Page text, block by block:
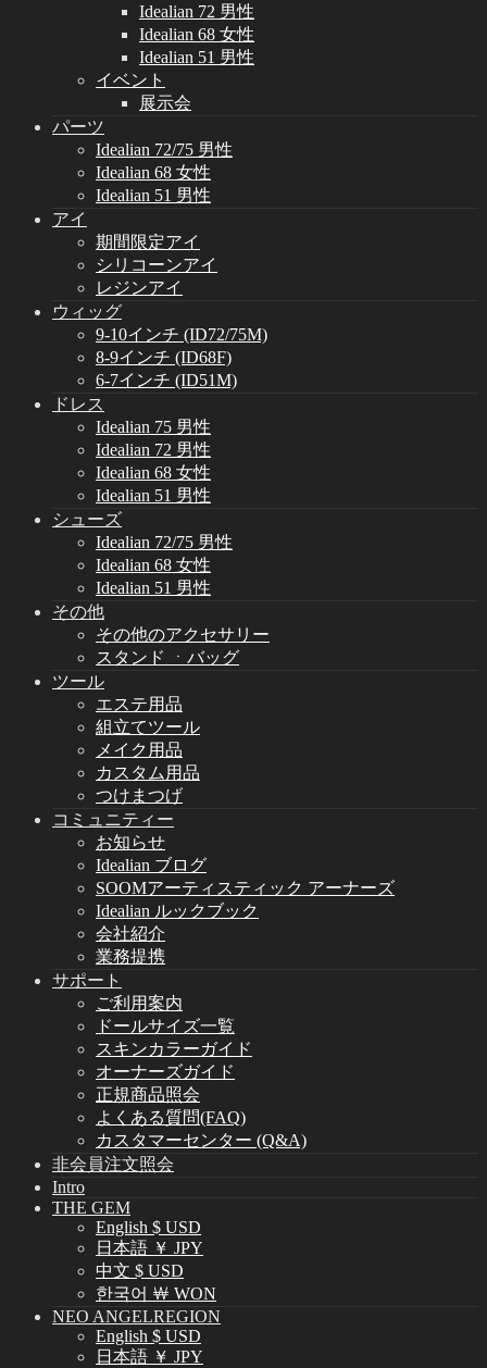
Idealian 72 男性
Idealian 68 女性
Idealian 51 男性
イベント
展示会
パーツ
Idealian 72/75 男性
Idealian 68 女性
Idealian 51 男性
アイ
期間限定アイ
シリコーンアイ
レジンアイ
ウィッグ
9-10インチ (ID72/75M)
8-9インチ (ID68F)
6-7インチ (ID51M)
ドレス
Idealian 75 男性
Idealian 72 男性
Idealian 68 女性
Idealian 51 男性
シューズ
Idealian 72/75 男性
Idealian 68 女性
Idealian 51 男性
その他
その他のアクセサリー
スタンド ㆍバッグ
ツール
エステ用品
組立てツール
メイク用品
カスタム用品
つけまつげ
コミュニティー
お知らせ
Idealian ブログ
SOOMアーティスティック アーナーズ
Idealian ルックブック
会社紹介
業務提携
サポート
ご利用案内
ドールサイズ一覧
スキンカラーガイド
オーナーズガイド
正規商品照会
よくある質問(FAQ)
カスタマーセンター (Q&A)
非会員注文照会
Intro
THE GEM
English $ USD
日本語 ￥ JPY
中文 $ USD
한국어 ￦ WON
NEO ANGELREGION
English $ USD
日本語 ￥ JPY